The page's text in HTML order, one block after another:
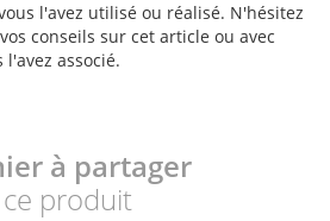
l'avez utilisé ou réalisé. N'hésitez
conseils sur cet article ou avec
associé.
à partager
produit